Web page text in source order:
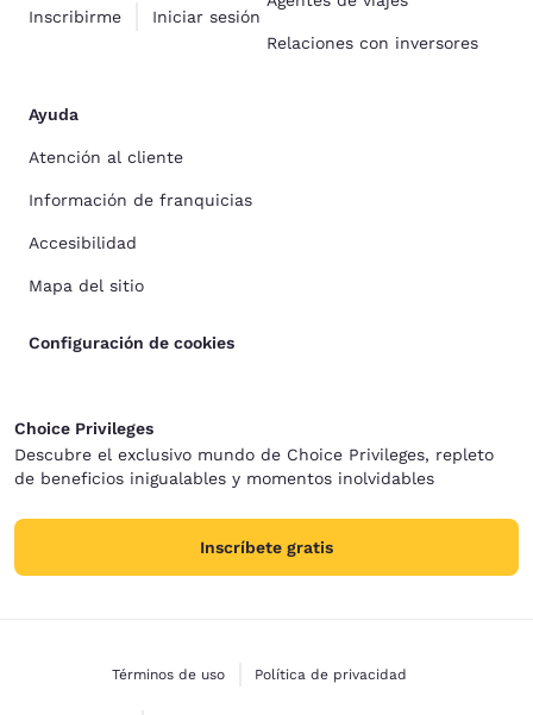
Inscribirme Iniciar sesión
Relaciones con inversores
Ayuda
Atención al cliente
Información de franquicias
Accesibilidad
Mapa del sitio
Configuración de cookies
Choice Privileges
Descubre el exclusivo mundo de Choice Privileges, repleto
de beneficios inigualables y momentos inolvidables
Inscríbete gratis
Términos de uso Política de privacidad